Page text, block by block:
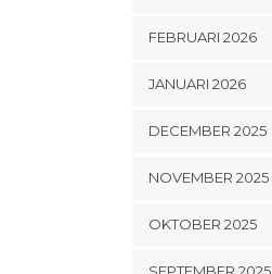
FEBRUARI 2026
JANUARI 2026
DECEMBER 2025
NOVEMBER 2025
OKTOBER 2025